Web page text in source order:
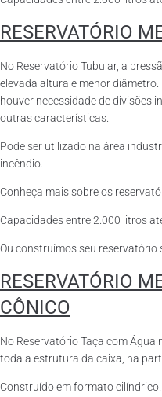
RESERVATÓRIO
No Reservatório Tubular, a
elevada altura e menor
houver necessidade de divisões
outras características.
Pode ser utilizado na área
incêndio.
Conheça mais sobre os
Capacidades entre 2.000 litros
Ou construímos seu reservatório
RESERVATÓRIO
CÔNICO
No Reservatório Taça com
toda a estrutura da caixa, na
Construído em formato